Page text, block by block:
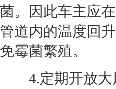
菌。因此车主应
管道内的温度回
免霉菌繁殖。
4.定期开放大